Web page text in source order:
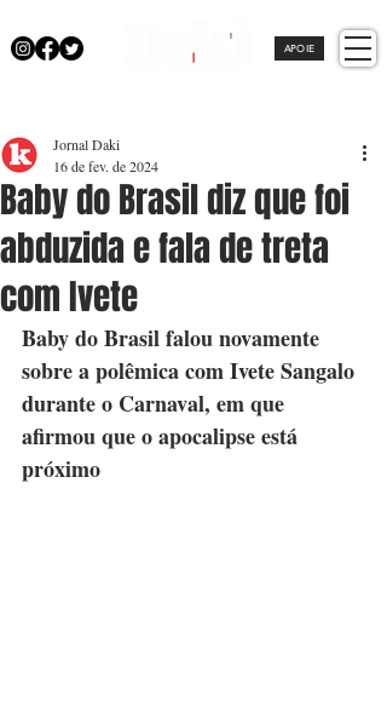
APOIE
Baby do Brasil diz que foi
abduzida e fala de treta
com Ivete
Jornal Daki
16 de fev. de 2024
Baby do Brasil falou novamente
sobre a polêmica com Ivete Sangalo
durante o Carnaval, em que
afirmou que o apocalipse está
próximo